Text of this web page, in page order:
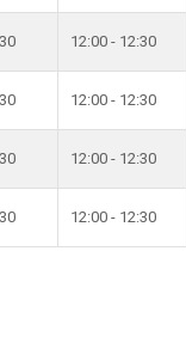
12:00 - 12:30
12:00 - 12:30
12:00 - 12:30
12:00 - 12:30